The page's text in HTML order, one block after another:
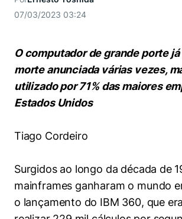
Todas as Engenharias
Engenharia Mecânica
Direito
Hub de Inovação e Empreendedorismo
Prêmio Duda Ermírio de Moraes
Como funciona
Resolução Eficaz de Problemas
Trabalhe conosco
Sala de Imprensa
Cátedras
Biblioteca Telles
Repositório Institucional
Pesquisa na Graduação
Eventos
Notícias
Youtube
Instagram
Linkedin
Gestão e Economia
Direito
Corpo Docente
Busca por docentes
Áreas de Conhecimento
Prêmios de Excelência
Atendimento
Visite o Insper
Portal da Privacidade
07/03/2023 03:24
O computador de grande porte
morte anunciada várias vezes,
utilizado por 71% das maiores
Estados Unidos
Tiago Cordeiro
Surgidos ao longo da década de
mainframes ganharam o mundo
o lançamento do IBM 360, que